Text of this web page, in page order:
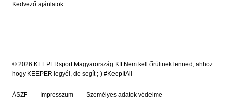
Kedvező ajánlatok
© 2026 KEEPERsport Magyarország Kft Nem kell őrültnek lenned, ahhoz
hogy KEEPER legyél, de segít ;-) #KeepItAll
ÁSZF Impresszum Személyes adatok védelme